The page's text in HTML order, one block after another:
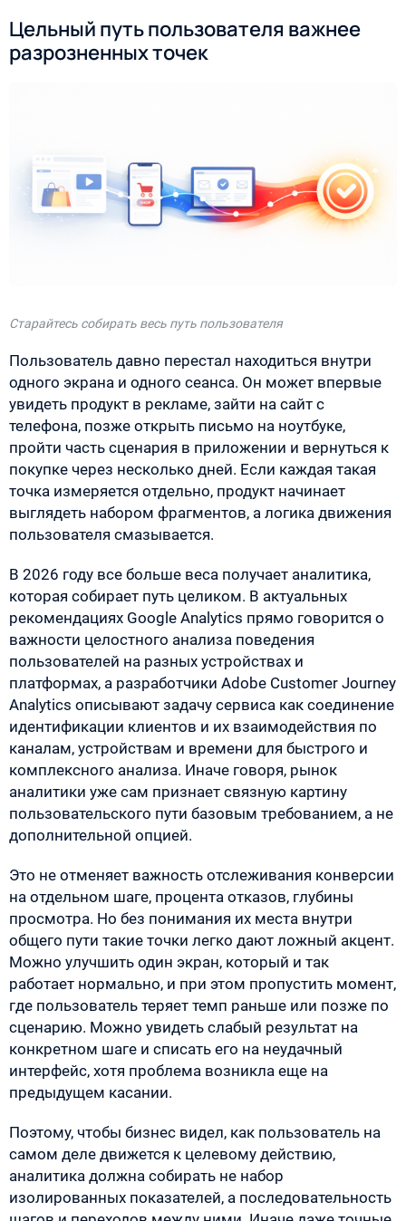
Цельный путь пользователя важнее
разрозненных точек
Старайтесь собирать весь путь пользователя
Пользователь давно перестал находиться внутри
одного экрана и одного сеанса. Он может впервые
увидеть продукт в рекламе, зайти на сайт с
телефона, позже открыть письмо на ноутбуке,
пройти часть сценария в приложении и вернуться к
покупке через несколько дней. Если каждая такая
точка измеряется отдельно, продукт начинает
выглядеть набором фрагментов, а логика движения
пользователя смазывается.
В 2026 году все больше веса получает аналитика,
которая собирает путь целиком. В актуальных
рекомендациях Google Analytics прямо говорится о
важности целостного анализа поведения
пользователей на разных устройствах и
платформах, а разработчики Adobe Customer Journey
Analytics описывают задачу сервиса как соединение
идентификации клиентов и их взаимодействия по
каналам, устройствам и времени для быстрого и
комплексного анализа. Иначе говоря, рынок
аналитики уже сам признает связную картину
пользовательского пути базовым требованием, а не
дополнительной опцией.
Это не отменяет важность отслеживания конверсии
на отдельном шаге, процента отказов, глубины
просмотра. Но без понимания их места внутри
общего пути такие точки легко дают ложный акцент.
Можно улучшить один экран, который и так
работает нормально, и при этом пропустить момент,
где пользователь теряет темп раньше или позже по
сценарию. Можно увидеть слабый результат на
конкретном шаге и списать его на неудачный
интерфейс, хотя проблема возникла еще на
предыдущем касании.
Поэтому, чтобы бизнес видел, как пользователь на
самом деле движется к целевому действию,
аналитика должна собирать не набор
изолированных показателей, а последовательность